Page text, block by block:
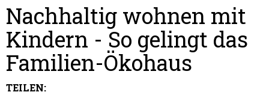
Nachhaltig wohnen mit
Kindern - So gelingt das
Familien-Ökohaus
TEILEN: